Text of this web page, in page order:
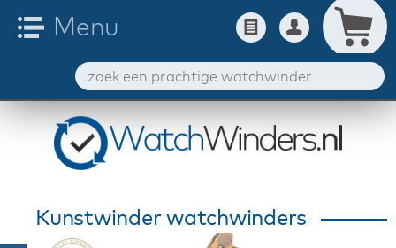
Kunstwinder watchwinders